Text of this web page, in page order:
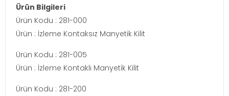
Ürün Bilgileri
Ürün Kodu : 281-000
Ürün : İzleme Kontaksız Manyetik Kilit
Ürün Kodu : 281-005
Ürün : İzleme Kontaklı Manyetik Kilit
Ürün Kodu : 281-200